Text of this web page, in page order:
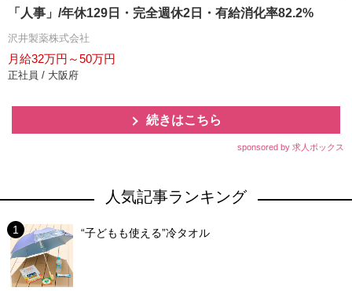
「人事」/年休129日・完全週休2日・有給消化率82.2%
沢井製薬株式会社
月給32万円～50万円
正社員 / 大阪府
続きはこちら
sponsored by 求人ボックス
人気記事ランキング
“子どもも使える”冷タオル